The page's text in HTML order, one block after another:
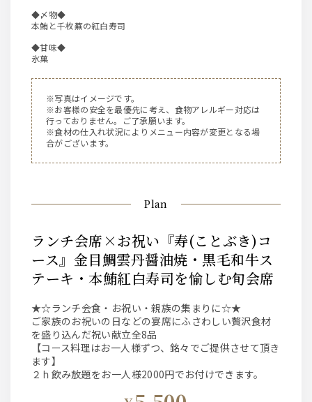
◆〆物◆
本鮪と千枚蕪の紅白寿司
◆甘味◆
氷菓
※写真はイメージです。
※お客様の安全を最優先に考え、食物アレルギー対応は
行っておりません。ご了承願います。
※食材の仕入れ状況によりメニュー内容が変更となる場
合がございます。
Plan
ランチ会席×お祝い『寿(ことぶき)コ
ース』金目鯛雲丹醤油焼・黒毛和牛ス
テーキ・本鮪紅白寿司を愉しむ旬会席
★☆ランチ会食・お祝い・親族の集まりに☆★
ご家族のお祝いの日などの宴席にふさわしい贅沢食材
を盛り込んだ祝い献立全8品
【コース料理はお一人様ずつ、銘々でご提供させて頂き
ます】
２ｈ飲み放題をお一人様2000円でお付けできます。